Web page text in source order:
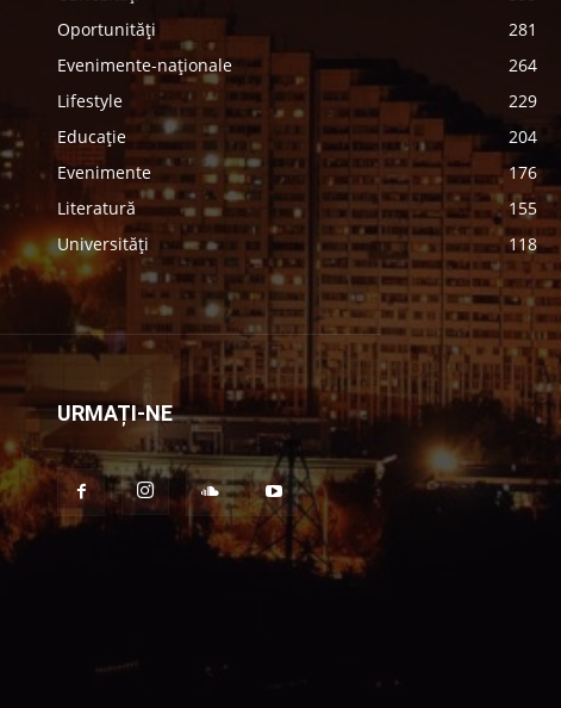
Oportunități
281
Evenimente-naționale
264
Lifestyle
229
Educație
204
Evenimente
176
Literatură
155
Universități
118
URMAȚI-NE